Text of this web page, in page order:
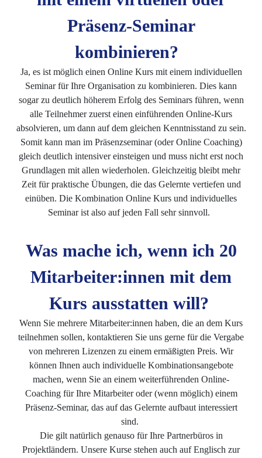
Präsenz-Seminar
kombinieren?
Ja, es ist möglich einen Online Kurs mit einem individuellen
Seminar für Ihre Organisation zu kombinieren. Dies kann
sogar zu deutlich höherem Erfolg des Seminars führen, wenn
alle Teilnehmer zuerst einen einführenden Online-Kurs
absolvieren, um dann auf dem gleichen Kenntnisstand zu sein.
Somit kann man im Präsenzseminar (oder Online Coaching)
gleich deutlich intensiver einsteigen und muss nicht erst noch
Grundlagen mit allen wiederholen. Gleichzeitig bleibt mehr
Zeit für praktische Übungen, die das Gelernte vertiefen und
einüben. Die Kombination Online Kurs und individuelles
Seminar ist also auf jeden Fall sehr sinnvoll.
Was mache ich, wenn ich 20
Mitarbeiter:innen mit dem
Kurs ausstatten will?
Wenn Sie mehrere Mitarbeiter:innen haben, die an dem Kurs
teilnehmen sollen, kontaktieren Sie uns gerne für die Vergabe
von mehreren Lizenzen zu einem ermäßigten Preis. Wir
können Ihnen auch individuelle Kombinationsangebote
machen, wenn Sie an einem weiterführenden Online-
Coaching für Ihre Mitarbeiter oder (wenn möglich) einem
Präsenz-Seminar, das auf das Gelernte aufbaut interessiert
sind.
Die gilt natürlich genauso für Ihre Partnerbüros in
Projektländern. Unsere Kurse stehen auch auf Englisch zur